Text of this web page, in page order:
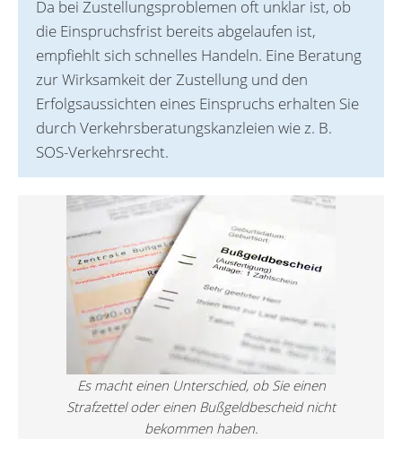
Da bei Zustellungsproblemen oft unklar ist, ob
die Einspruchsfrist bereits abgelaufen ist,
empfiehlt sich schnelles Handeln. Eine Beratung
zur Wirksamkeit der Zustellung und den
Erfolgsaussichten eines Einspruchs erhalten Sie
durch Verkehrsberatungskanzleien wie z. B.
SOS-Verkehrsrecht.
Es macht einen Unterschied, ob Sie einen
Strafzettel oder einen Bußgeldbescheid nicht
bekommen haben.